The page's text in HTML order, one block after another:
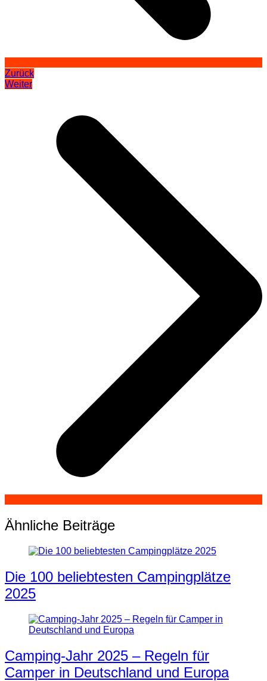
Zurück
Weiter
Ähnliche Beiträge
Die 100 beliebtesten Campingplätze
2025
Camping-Jahr 2025 – Regeln für
Camper in Deutschland und Europa